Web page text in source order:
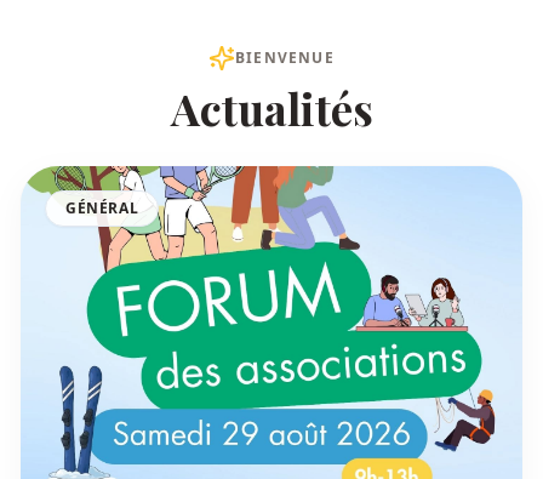
BIENVENUE
Actualités
GÉNÉRAL